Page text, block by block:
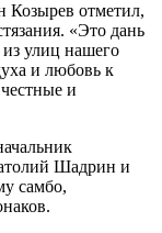
Козырев отметил,
«Это дань
улиц нашего
и любовь к
и
Шадрин и
самбо,